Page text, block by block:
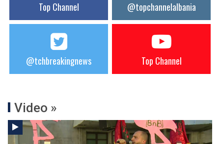
Top Channel @topchannelalbania
@tchbreakingnews Top Channel
Video »